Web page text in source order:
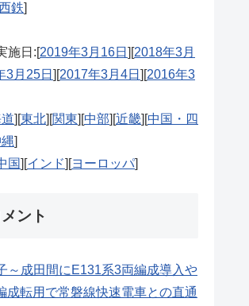
西鉄
施日:[ 2019年3月16日
2018年3月
3月25日 2017年3月4日
2016年3
東北 関東 中部 近畿 中国・四
国 インド ヨーロッパ]
ント
～成田間にE131系3両編成導入や
成転用で常磐線快速電車との直通